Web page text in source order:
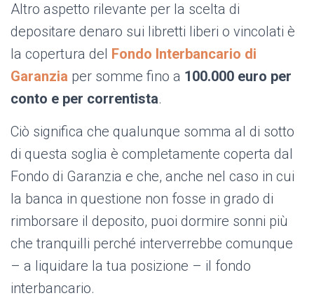
Altro aspetto rilevante per la scelta di
depositare denaro sui libretti liberi o vincolati è
la copertura del Fondo Interbancario di
Garanzia per somme fino a 100.000 euro per
conto e per correntista.
Ciò significa che qualunque somma al di sotto
di questa soglia è completamente coperta dal
Fondo di Garanzia e che, anche nel caso in cui
la banca in questione non fosse in grado di
rimborsare il deposito, puoi dormire sonni più
che tranquilli perché interverrebbe comunque
– a liquidare la tua posizione – il fondo
interbancario.